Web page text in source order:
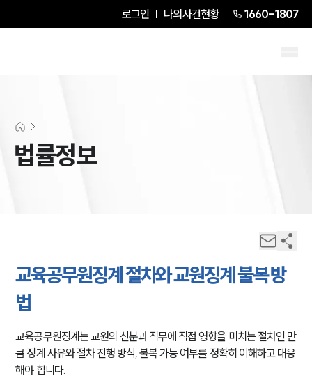
로그인 나의사건현황 1660-1807
법률정보
교육공무원징계 절차와 교원징계 불복 방
법
교육공무원징계는 교원의 신분과 직무에 직접 영향을 미치는 절차인 만
큼 징계 사유와 절차 진행 방식, 불복 가능 여부를 정확히 이해하고 대응
해야 합니다.